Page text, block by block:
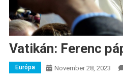
Vatikán: Ferenc
Európa November 28, 2023